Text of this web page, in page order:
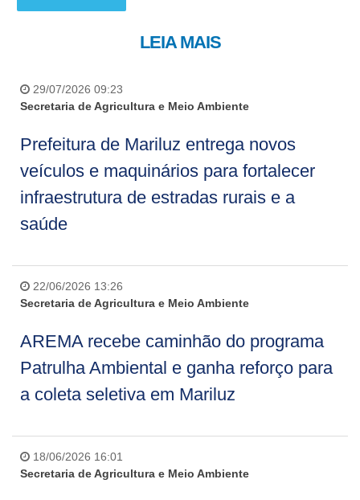
LEIA MAIS
29/07/2026 09:23
Secretaria de Agricultura e Meio Ambiente
Prefeitura de Mariluz entrega novos
veículos e maquinários para fortalecer
infraestrutura de estradas rurais e a
saúde
22/06/2026 13:26
Secretaria de Agricultura e Meio Ambiente
AREMA recebe caminhão do programa
Patrulha Ambiental e ganha reforço para
a coleta seletiva em Mariluz
18/06/2026 16:01
Secretaria de Agricultura e Meio Ambiente